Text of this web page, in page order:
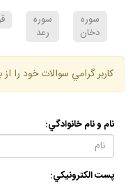
سوره
دخان
سوره
رعد
كاربر گرامي سوالات خود را
نام و نام خانوادگي:
پست الكترونيكي: